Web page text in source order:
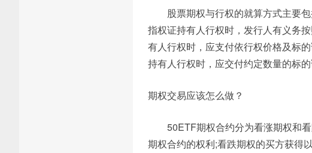
股票期权与行权的就算方式主要
指权证持有人行权时，发行人有义务
有人行权时，应支付依行权价格及标
持有人行权时，应交付约定数量的标
期权交易应该怎么做？
50ETF期权合约分为看涨期权和
期权合约的权利;看跌期权的买方获得